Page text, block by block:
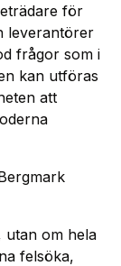
för
leverantörer
frågor som i
kan utföras
att
utan om hela
felsöka,